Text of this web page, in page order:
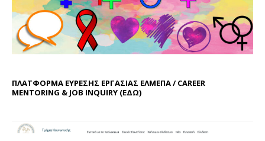
ΠΛΑΤΦΟΡΜΑ ΕΥΡΕΣΗΣ ΕΡΓΑΣΙΑΣ ΕΛΜΕΠΑ / CAREER
MENTORING & JOB INQUIRY (ΕΔΩ)